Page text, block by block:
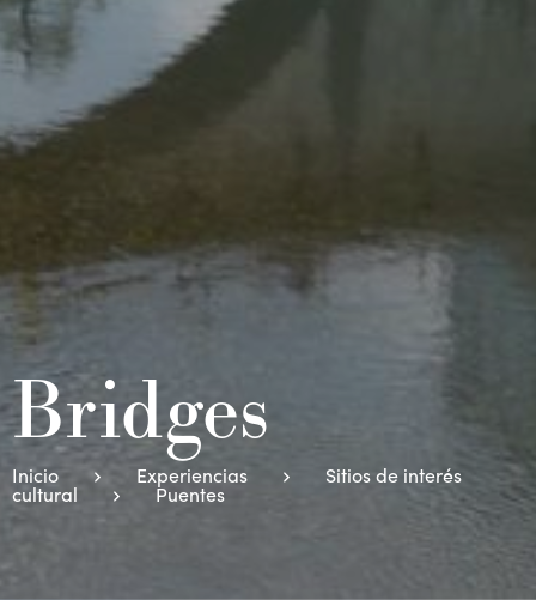
Bridges
Inicio Experiencias Sitios de interés
cultural Puentes